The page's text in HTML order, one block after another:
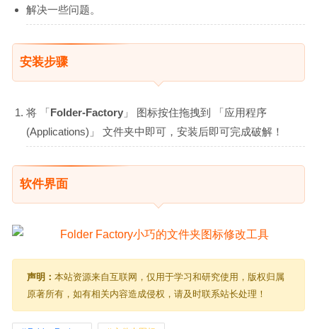
解决一些问题。
安装步骤
将 「Folder-Factory 」 图标按住拖拽到 「应用程序
(Applications)」 文件夹中即可，安装后即可完成破解！
软件界面
声明： 本站资源来自互联网，仅用于学习和研究使用，版权归属
原著所有，如有相关内容造成侵权，请及时联系站长处理！